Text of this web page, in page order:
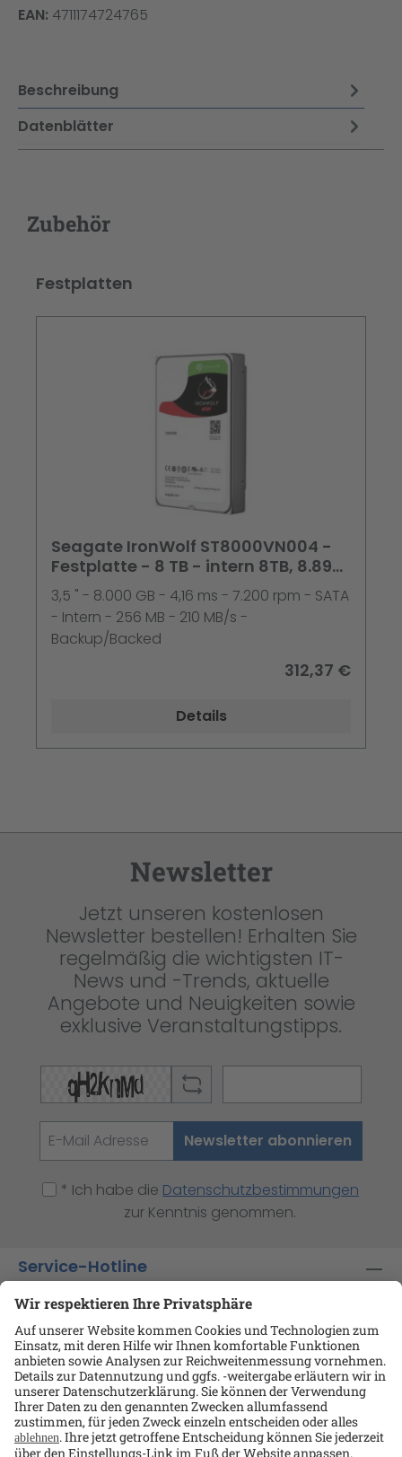
EAN: 4711174724765
Beschreibung
Datenblätter
Zubehör
Produktgalerie überspringen
Festplatten
Seagate IronWolf ST8000VN004 -
Festplatte - 8 TB - intern 8TB, 8.89
cm (3.5") , SATA 6Gb
3,5 " - 8.000 GB - 4,16 ms - 7.200 rpm - SATA
- Intern - 256 MB - 210 MB/s -
Backup/Backed
312,37 €
Details
Newsletter
Jetzt unseren kostenlosen
Newsletter bestellen! Erhalten Sie
regelmäßig die wichtigsten IT-
News und -Trends, aktuelle
Angebote und Neuigkeiten sowie
exklusive Veranstaltungstipps.
Newsletter abonnieren
* Ich habe die Datenschutzbestimmungen
zur Kenntnis genommen.
Service-Hotline
Shop-Service
Informationen